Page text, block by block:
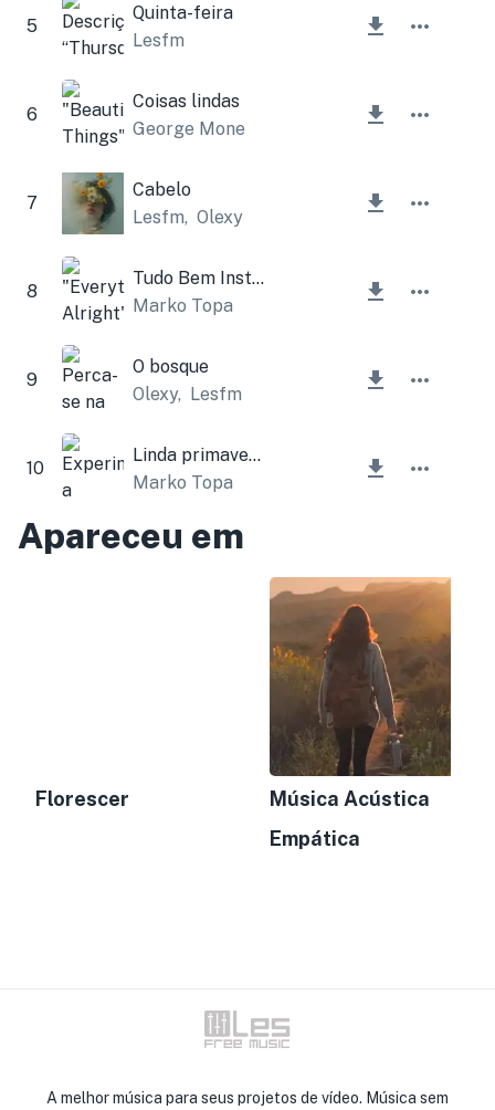
5
Quinta-feira
Lesfm
6
Coisas lindas
George Mone
7
Cabelo
Lesfm, Olexy
8
Tudo Bem Instrumental
Marko Topa
9
O bosque
Olexy, Lesfm
10
Linda primavera
Marko Topa
Apareceu em
Florescer
Música Acústica
Empática
A melhor música para seus projetos de vídeo. Música sem